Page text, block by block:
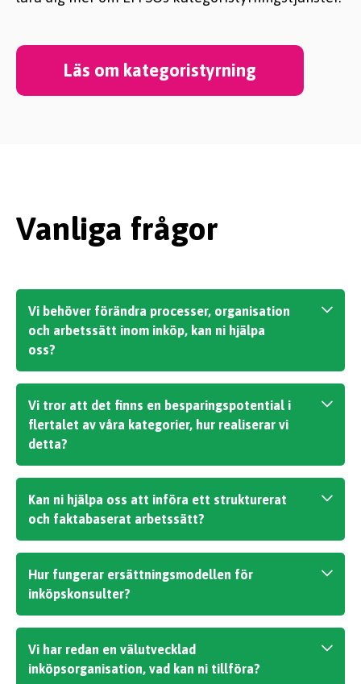
Läs om kategoristyrning
Vanliga frågor
Vi behöver förändra processer, organisation
och arbetssätt inom inköp, kan ni hjälpa
oss?
att utveckla sin processer, metoder och
arbetssätt inom inköpsområdet. Ofta startar
inköpsdiagnos.
Vi tror att det finns en besparingspotential i
flertalet av våra kategorier, hur realiserar vi
detta?
genom ett strukturerat och metodiskt
hjälpa er att driva sådana projekt.
Kan ni hjälpa oss att införa ett strukturerat
och faktabaserat arbetssätt?
konsultinsatser i konkreta kategoriprojekt
kombinerat med coaching och utbildning av er
personal.
Hur fungerar ersättningsmodellen för
inköpskonsulter?
konsultarvode per timme.
Vi har redan en välutvecklad
inköpsorganisation, vad kan ni tillföra?